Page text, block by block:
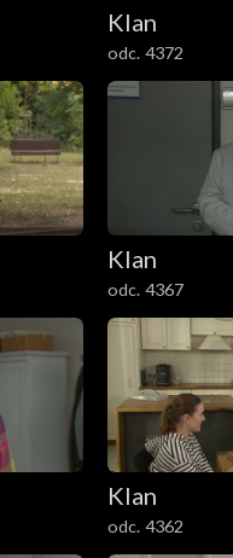
Klan
odc. 4372
Klan
odc. 4367
Klan
odc. 4362